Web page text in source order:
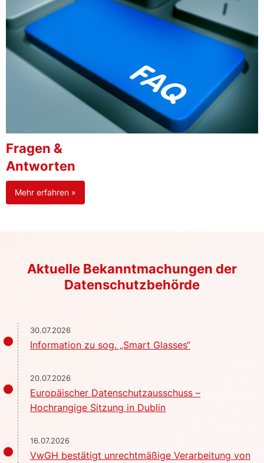
Fragen &
Antworten
Mehr erfahren »
Aktuelle Bekanntmachungen der
Datenschutzbehörde
30.07.2026
Information zu sog. „Smart Glasses“
20.07.2026
Europäischer Datenschutzausschuss –
Hochrangige Sitzung in Dublin
16.07.2026
VwGH bestätigt unrechtmäßige Verarbeitung von